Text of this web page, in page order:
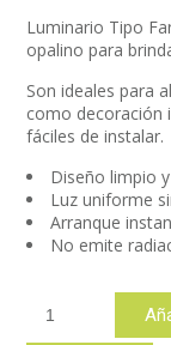
Luminario Tipo
opalino para
Son ideales para
como decoración
fáciles de instalar.
Diseño limpio
Luz uniforme
Arranque
No emite
cantidad